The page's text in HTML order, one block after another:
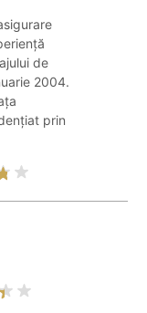
de
2004.
prin